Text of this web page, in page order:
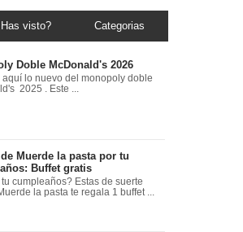
visto? Categorias
Doble McDonald's 2026
aquí lo nuevo del monopoly doble
2025 . Este ...
Muerde la pasta por tu
Buffet gratis
tu cumpleaños? Estas de suerte
la pasta te regala 1 buffet ...